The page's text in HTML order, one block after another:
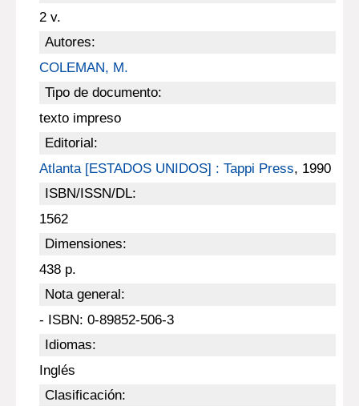
2 v.
Autores:
COLEMAN, M.
Tipo de documento:
texto impreso
Editorial:
Atlanta [ESTADOS UNIDOS] : Tappi Press, 1990
ISBN/ISSN/DL:
1562
Dimensiones:
438 p.
Nota general:
- ISBN: 0-89852-506-3
Idiomas:
Inglés
Clasificación: